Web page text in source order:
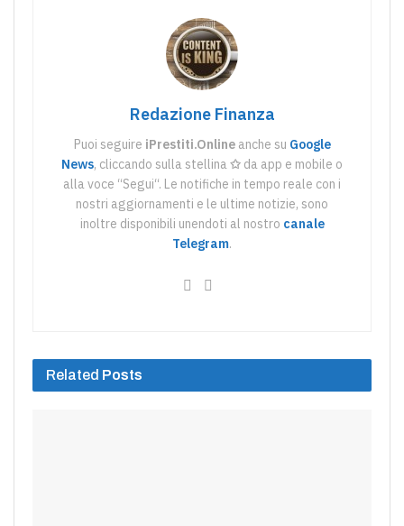
Redazione Finanza
Puoi seguire iPrestiti.Onlineanche su Google
News, cliccando sulla stellina✩ da app e mobile o
alla voce “Segui“. Le notifiche in tempo reale con i
nostri aggiornamenti e le ultime notizie, sono
inoltre disponibili unendoti al nostro canale
Telegram.
Related Posts